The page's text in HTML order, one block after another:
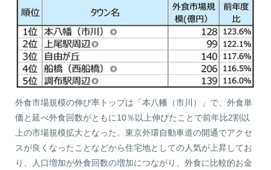
外食市場規模の伸び率トップは「本八幡（市川）」で、外食単
価と延べ外食回数がともに10％以上伸びたことで前年比2割以
上の市場規模拡大となった。東京外環自動車道の開通でアクセ
スが良くなったことなどから住宅地としての人気が上昇してお
り、人口増加が外食回数の増加につながり、外食に比較的お金